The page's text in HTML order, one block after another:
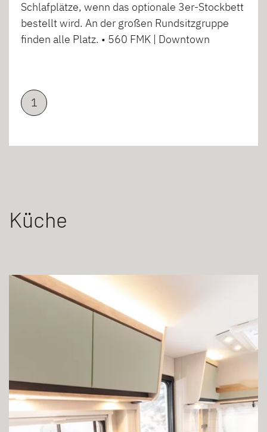
Schlafplätze, wenn das optionale 3er-Stockbett
bestellt wird. An der großen Rundsitzgruppe
finden alle Platz. • 560 FMK | Downtown
1
Küche